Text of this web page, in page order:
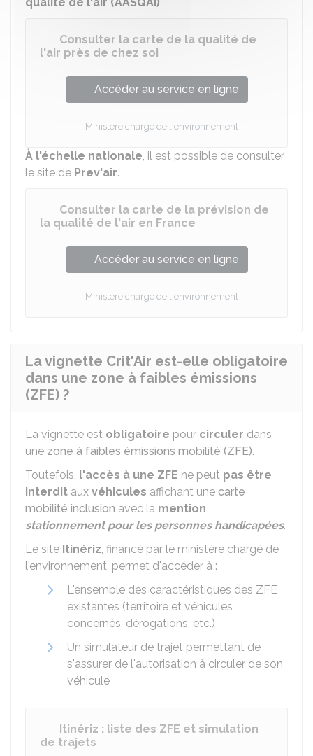
Consulter la carte de la qualité de
l'air près de chez soi
Accéder au service en ligne
Ministère chargé de l'environnement
À l'échelle nationale, il est possible de consulter
le site de Prev'air.
Consulter la carte de la prévision de
la qualité de l'air en France
Accéder au service en ligne
Ministère chargé de l'environnement
La vignette Crit'Air est-elle obligatoire
dans une zone à faibles émissions
(ZFE) ?
La vignette est obligatoire pour circuler dans
une zone à faibles émissions mobilité (ZFE).
Toutefois, l'accès à une ZFE ne peut pas être
interdit aux véhicules affichant une carte
mobilité inclusion avec la mention
stationnement pour les personnes handicapées.
Le site Itinériz, financé par le ministère chargé de
l'environnement, permet d'accéder à :
L'ensemble des caractéristiques des ZFE
existantes (territoire et véhicules
concernés, dérogations, etc.)
Un simulateur de trajet permettant de
s'assurer de l'autorisation à circuler de son
véhicule
Itinériz : liste des ZFE et simulation
de trajets